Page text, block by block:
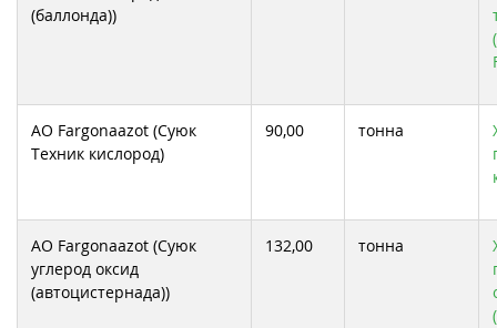
(баллонда))
АО Fargonaazot (Суюк
Техник кислород)
90,00 тонна
АО Fargonaazot (Суюк
углерод оксид
(автоцистернада))
132,00 тонна